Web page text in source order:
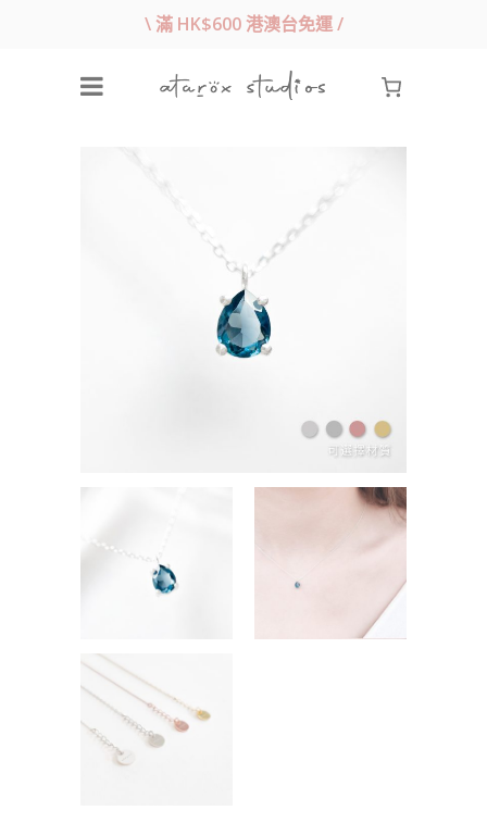
\ 滿 HK$600 港澳台免運 /